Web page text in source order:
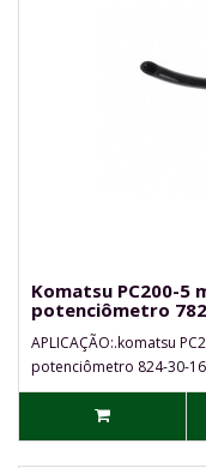
Komatsu PC200-
potenciômetro
APLICAÇÃO:.komatsu
potenciômetro 824-30-